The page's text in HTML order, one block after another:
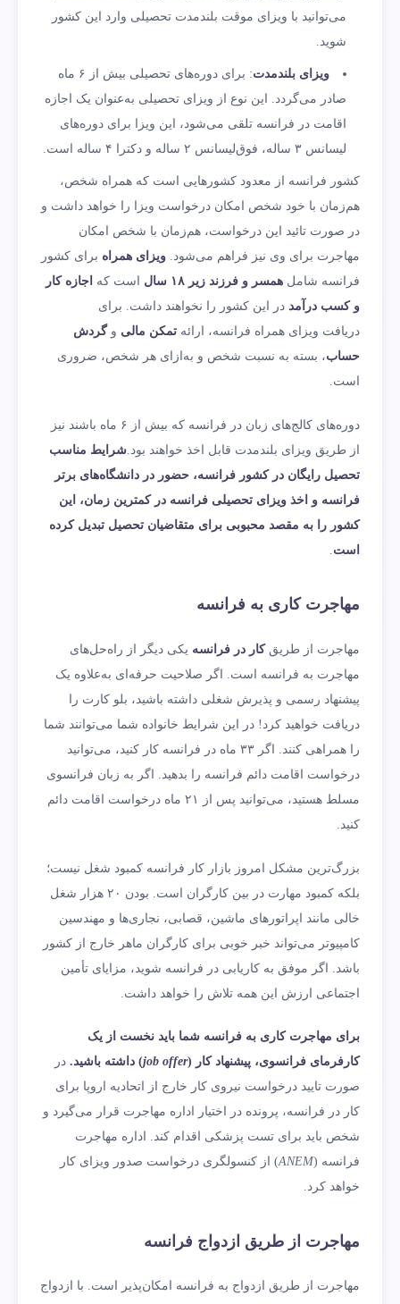
می‌توانید با ویزای موقت بلندمدت تحصیلی وارد این کشور
شوید.
ویزای بلندمدت
: برای دوره‌های تحصیلی بیش از ۶ ماه
صادر می‌گردد. این نوع از ویزای تحصیلی به‌عنوان یک اجازه
اقامت در فرانسه تلقی می‌شود، این ویزا برای دوره‌های
لیسانس ۳ ساله، فوق‌لیسانس ۲ ساله و دکترا ۴ ساله است.
کشور فرانسه از معدود کشورهایی است که همراه شخص،
هم‌زمان با خود شخص امکان درخواست ویزا را خواهد داشت و
در صورت تائید این درخواست، هم‌زمان با شخص امکان
مهاجرت برای وی نیز فراهم می‌شود. ویزای همراه برای کشور
فرانسه شامل همسر و فرزند زیر ۱۸ سال است که اجازه کار
و کسب درآمد در این کشور را نخواهند داشت. برای
دریافت ویزای همراه فرانسه، ارائه تمکن مالی و گردش
حساب، بسته به نسبت شخص و به‌ازای هر شخص، ضروری
است.
دوره‌های کالج‌های زبان در فرانسه که بیش از ۶ ماه باشند نیز
از طریق ویزای بلندمدت قابل اخذ خواهند بود. شرایط مناسب
تحصیل رایگان در کشور فرانسه، حضور در دانشگاه‌های برتر
فرانسه و اخذ ویزای تحصیلی فرانسه در کمترین زمان، این
کشور را به مقصد محبوبی برای متقاضیان تحصیل تبدیل کرده
است
مهاجرت کاری به فرانسه
مهاجرت از طریقکار در فرانسه یکی دیگر از راه‌حل‌های
مهاجرت به فرانسه است. اگر صلاحیت حرفه‌ای به‌علاوه یک
پیشنهاد رسمی و پذیرش شغلی داشته باشید، بلو کارت را
دریافت خواهید کرد! در این شرایط خانواده شما می‌توانند شما
را همراهی کنند. اگر ۳۳ ماه در فرانسه کار کنید، می‌توانید
درخواست اقامت دائم فرانسه را بدهید. اگر به زبان فرانسوی
مسلط هستید، می‌توانید پس از ۲۱ ماه درخواست اقامت دائم
کنید.
بزرگ‌ترین مشکل امروز بازار کار فرانسه کمبود شغل نیست؛
بلکه کمبود مهارت در بین کارگران است. بودن ۲۰ هزار شغل
خالی مانند اپراتورهای ماشین، قصابی، نجاری‌ها و مهندسین
کامپیوتر می‌تواند خبر خوبی برای کارگران ماهر خارج از کشور
باشد. اگر موفق به کاریابی در فرانسه شوید، مزایای تأمین
اجتماعی ارزش این همه تلاش را خواهد داشت.
برای مهاجرت کاری به فرانسه شما باید نخست از یک
کارفرمای فرانسوی، پیشنهاد کار (job offer) داشته باشید. در
صورت تایید درخواست نیروی کار خارج از اتحادیه اروپا برای
کار در فرانسه، پرونده در اختیار اداره مهاجرت قرار می‌گیرد و
شخص باید برای تست پزشکی اقدام کند. اداره مهاجرت
فرانسه (ANEM) از کنسولگری درخواست صدور ویزای کار
خواهد کرد.
مهاجرت از طریق ازدواج فرانسه
مهاجرت از طریق ازدواج به فرانسه امکان‌پذیر است. با ازدواج